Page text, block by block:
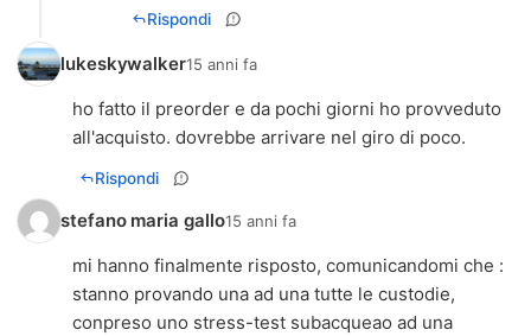
Rispondi
lukeskywalker15 anni fa
ho fatto il preorder e da pochi giorni ho provveduto
all'acquisto. dovrebbe arrivare nel giro di poco.
Rispondi
stefano maria gallo15 anni fa
mi hanno finalmente risposto, comunicandomi che :
stanno provando una ad una tutte le custodie,
conpreso uno stress-test subacqueao ad una